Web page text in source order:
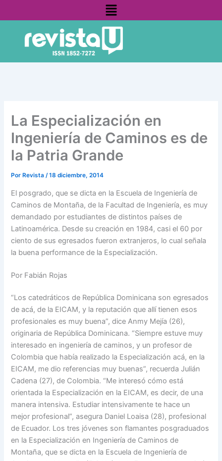
Menú
La Especialización en
Ingeniería de Caminos es de
la Patria Grande
Por Revista/18 diciembre, 2014
El posgrado, que se dicta en la Escuela de Ingeniería de
Caminos de Montaña, de la Facultad de Ingeniería, es muy
demandado por estudiantes de distintos países de
Latinoamérica. Desde su creación en 1984, casi el 60 por
ciento de sus egresados fueron extranjeros, lo cual señala
la buena performance de la Especialización.
Por Fabián Rojas
“Los catedráticos de República Dominicana son egresados
de acá, de la EICAM, y la reputación que allí tienen esos
profesionales es muy buena”, dice Anmy Mejía (26),
originaria de República Dominicana. “Siempre estuve muy
interesado en ingeniería de caminos, y un profesor de
Colombia que había realizado la Especialización acá, en la
EICAM, me dio referencias muy buenas”, recuerda Julián
Cadena (27), de Colombia. “Me interesó cómo está
orientada la Especialización en la EICAM, es decir, de una
manera intensiva. Estudiar intensivamente te hace un
mejor profesional”, asegura Daniel Loaisa (28), profesional
de Ecuador. Los tres jóvenes son flamantes posgraduados
en la Especialización en Ingeniería de Caminos de
Montaña, que se dicta en la Escuela de Ingeniería de